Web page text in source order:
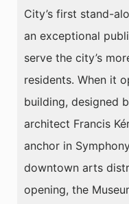
City’s first stand-
an exceptional
serve the city’s
residents. When it
building, designed
architect Francis
anchor in
downtown arts
opening, the